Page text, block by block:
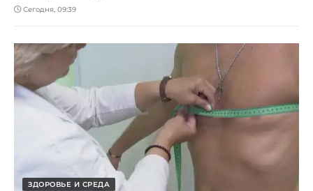
Сегодня, 09:39
ЗДОРОВЬЕ И СРЕДА